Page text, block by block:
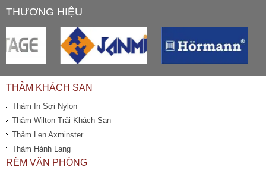
THƯƠNG HIỆU
THẢM KHÁCH SẠN
Thảm In Sợi Nylon
Thảm Wilton Trải Khách Sạn
Thảm Len Axminster
Thảm Hành Lang
RÈM VĂN PHÒNG